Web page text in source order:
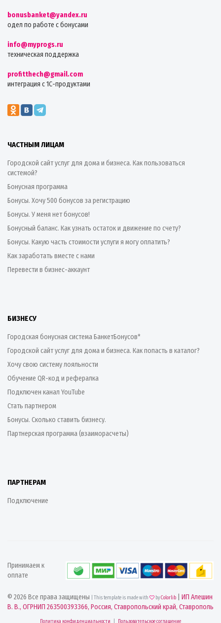
bonusbanket@yandex.ru
одел по работе с бонусами
info@myprogs.ru
техническая поддержка
profitthech@gmail.com
интеграция с 1С-продуктами
ЧАСТНЫМ ЛИЦАМ
Городской сайт услуг для дома и бизнеса. Как пользоваться
системой?
Бонусная программа
Бонусы. Хочу 500 бонусов за регистрацию
Бонусы. У меня нет бонусов!
Бонусный баланс. Как узнать остаток и движение по счету?
Бонусы. Какую часть стоимости услуги я могу оплатить?
Как заработать вместе с нами
Перевести в бизнес-аккаунт
БИЗНЕСУ
Городская бонусная система БанкетБонусов*
Городской сайт услуг для дома и бизнеса. Как попасть в каталог?
Хочу свою систему лояльности
Обучение QR-код и рефералка
Подключен канал YouTube
Стать партнером
Бонусы. Сколько ставить бизнесу.
Партнерская программа (взаиморасчеты)
ПАРТНЕРАМ
Подключение
Принимаем к
оплате
© 2026 Все права защищены | This template is made with byColorlib
ИП Алешин
В. В., ОГРНИП 263500393366, Россия, Ставропольский край, Ставрополь
Политика конфиденциальности Пользовательское соглашение